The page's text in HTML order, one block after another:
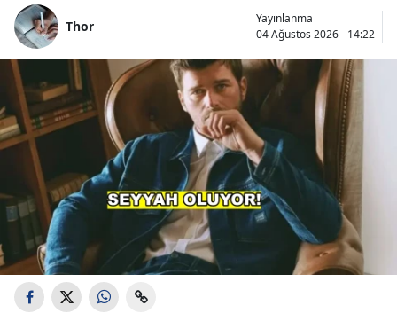
Thor
Yayınlanma
04 Ağustos 2026 - 14:22